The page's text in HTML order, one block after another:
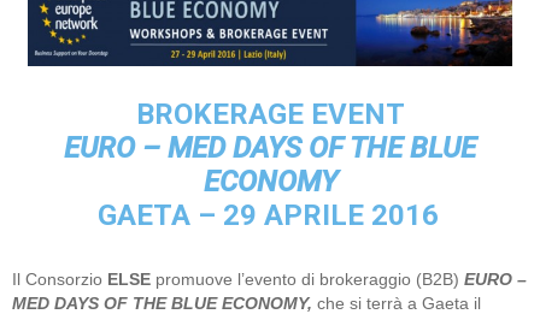
BROKERAGE EVENT
EURO – MED DAYS OF THE BLUE
ECONOMY
GAETA – 29 APRILE 2016
Il Consorzio ELSE promuove l’evento di brokeraggio (B2B) EURO –
MED DAYS OF THE BLUE ECONOMY, che si terrà a Gaeta il